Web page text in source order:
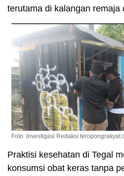
terutama di kalangan remaja
Foto: Investigasi Redaksi
Praktisi kesehatan di Tegal
konsumsi obat keras tanpa